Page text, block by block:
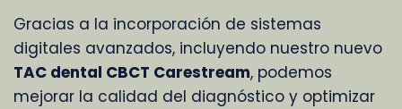
Gracias a la incorporación de sistemas
digitales avanzados, incluyendo nuestro nuevo
TAC dental CBCT Carestream, podemos
mejorar la calidad del diagnóstico y optimizar